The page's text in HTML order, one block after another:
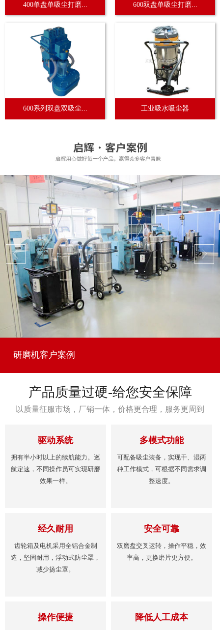
400单盘单吸尘打磨... 600双盘单吸尘打磨...
600系列双盘双吸尘... 工业吸水吸尘器
研磨机客户案例
产品质量过硬-给您安全保障
以质量征服市场，厂销一体，价格更合理，服务更周到
驱动系统
拥有半小时以上的续航能力。巡
航定速，不同操作员可实现研磨
效果一样。
多模式功能
可配备吸尘装备，实现干、湿两
种工作模式，可根据不同需求调
整速度。
经久耐用
齿轮箱及电机采用全铝合金制
造，坚固耐用，浮动式防尘罩，
减少扬尘罩。
安全可靠
双磨盘交叉运转，操作平稳，效
率高，更换磨片更方便。
操作便捷 降低人工成本